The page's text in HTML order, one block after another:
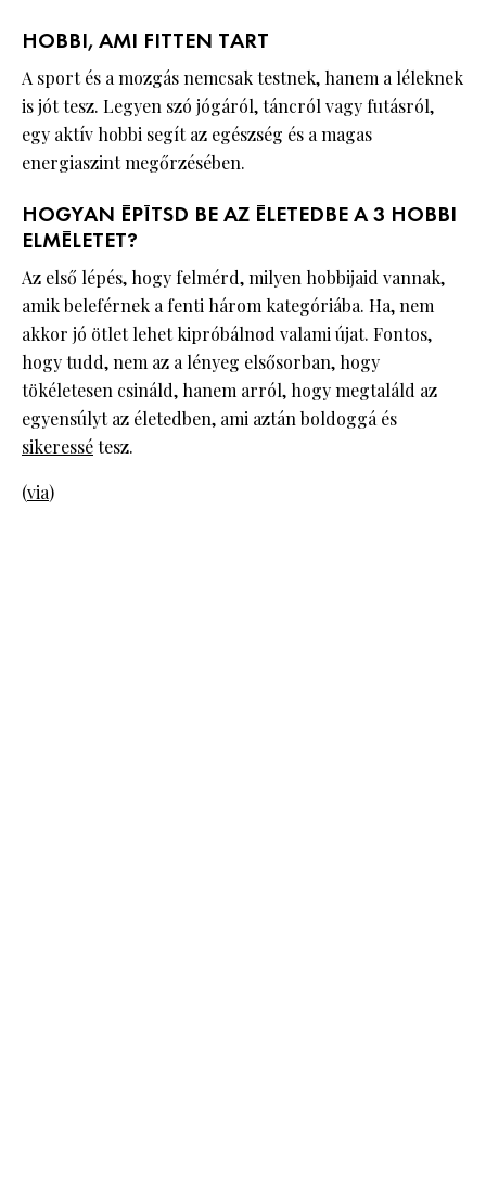
HOBBI, AMI FITTEN TART
A sport és a mozgás nemcsak testnek, hanem a léleknek
is jót tesz. Legyen szó jógáról, táncról vagy futásról,
egy aktív hobbi segít az egészség és a magas
energiaszint megőrzésében.
HOGYAN ÉPÍTSD BE AZ ÉLETEDBE A 3 HOBBI
ELMÉLETET?
Az első lépés, hogy felmérd, milyen hobbijaid vannak,
amik beleférnek a fenti három kategóriába. Ha, nem
akkor jó ötlet lehet kipróbálnod valami újat. Fontos,
hogy tudd, nem az a lényeg elsősorban, hogy
tökéletesen csináld, hanem arról, hogy megtaláld az
egyensúlyt az életedben, ami aztán boldoggá és
sikeressétesz.
(via)